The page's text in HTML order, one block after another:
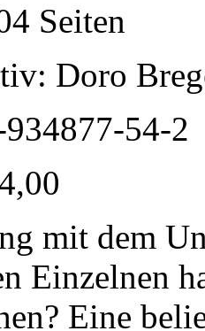
Seiten
Doro
54-2
mit dem
Einzelnen
Eine